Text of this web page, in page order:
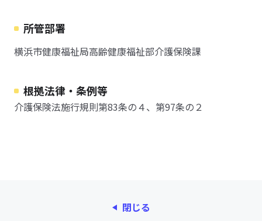
所管部署
横浜市健康福祉局高齢健康福祉部介護保険課
根拠法律・条例等
介護保険法施行規則第83条の４、第97条の２
閉じる